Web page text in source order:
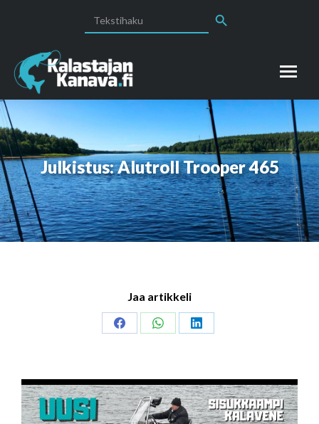
for:
Julkistus: Alutroll Trooper 465
Jaa artikkeli
Share
Share
Share